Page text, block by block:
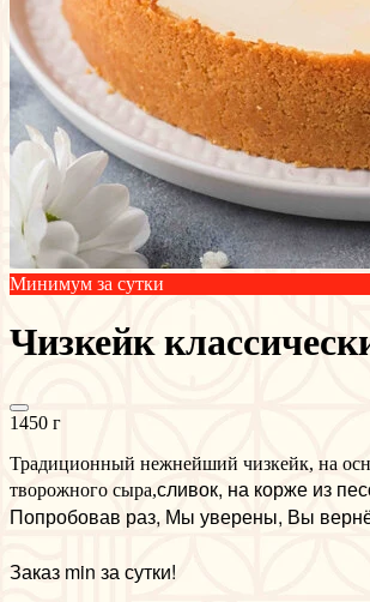
Минимум за сутки
Чизкейк
1450 г
Традиционный нежнейший чизкейк, на
творожного сыра,сливок, на корже из
Попробовав раз, Мы уверены, Вы
Заказ min за сутки!